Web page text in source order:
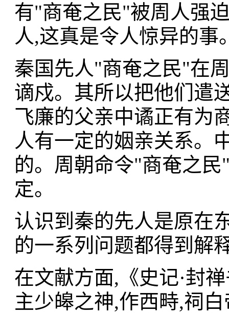
有"商奄之民"被周人强
人,这真是令人惊异的事
秦国先人"商奄之民"在
谪戍。其所以把他们遣
飞廉的父亲中谲正有为
人有一定的姻亲关系。
的。周朝命令"商奄之
定。
认识到秦的先人是原在
的一系列问题都得到解
在文献方面,《史记·封
主少皞之神,作西畤,祠